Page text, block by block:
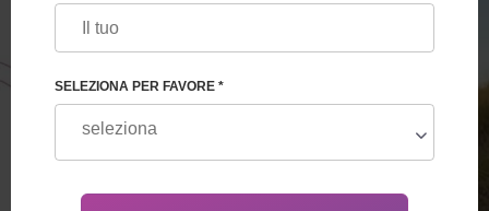
SELEZIONA PER FAVORE *